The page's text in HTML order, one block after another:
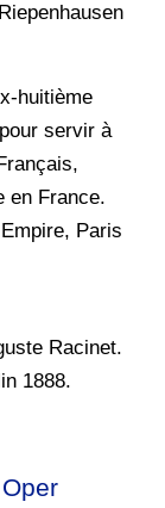
huitième
servir à
en France.
Paris
Racinet.
1888.